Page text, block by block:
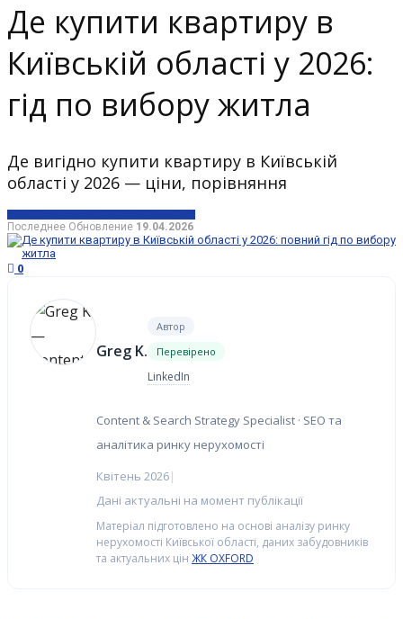
Де купити квартиру в
Київській області у 2026:
гід по вибору житла
Де вигідно купити квартиру в Київській
області у 2026 — ціни, порівняння
Последнее Обновление 19.04.2026
0
Greg K.
Автор
Перевірено
LinkedIn
Content & Search Strategy Specialist · SEO та
аналітика ринку нерухомості
Квітень 2026|
Дані актуальні на момент публікації
Матеріал підготовлено на основі аналізу ринку
нерухомості Київської області, даних забудовників
та актуальних цін ЖК OXFORD